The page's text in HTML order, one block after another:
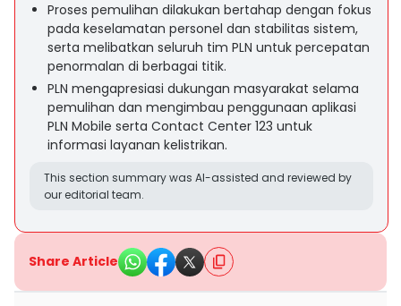
Proses pemulihan dilakukan bertahap dengan fokus
pada keselamatan personel dan stabilitas sistem,
serta melibatkan seluruh tim PLN untuk percepatan
penormalan di berbagai titik.
PLN mengapresiasi dukungan masyarakat selama
pemulihan dan mengimbau penggunaan aplikasi
PLN Mobile serta Contact Center 123 untuk
informasi layanan kelistrikan.
This section summary was AI-assisted and reviewed by
our editorial team.
Share Article